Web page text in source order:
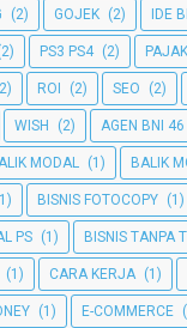
(2) GOJEK (2) IDE
PS3 PS4 (2) PAJAK
ROI (2) SEO (2)
WISH (2) AGEN BNI 46
MODAL (1) BALIK
BISNIS FOTOCOPY (1)
PS (1) BISNIS TANPA
(1) CARA KERJA (1)
(1) E-COMMERCE